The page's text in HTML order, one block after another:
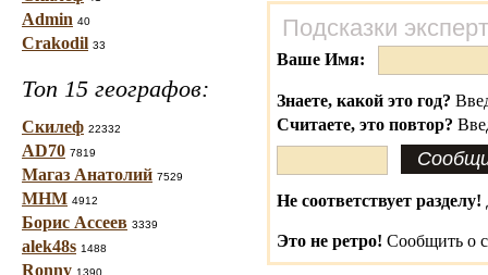
Admin 40
Crakodil 33
Топ 15 географов:
Скилеф 22332
AD70 7819
Магаз Анатолий 7529
МНМ 4912
Борис Ассеев 3339
alek48s 1488
Ronny 1390
Подсказки
Ваше Имя:
Знаете, какой это год?
Считаете, это повтор?
Не соответствует разделу!
Это не ретро! Сообщить о